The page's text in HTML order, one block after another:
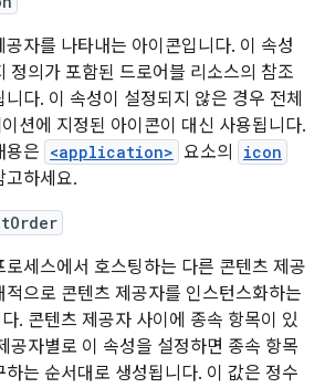
공자를 나타내는 아이콘입니다. 이 속성
정의가 포함된 드로어블 리소스의 참조
니다. 이 속성이 설정되지 않은 경우 전체
션에 지정된 아이콘이 대신 사용됩니다.
용은 <application> 요소의 icon
고하세요.
로세스에서 호스팅하는 다른 콘텐츠 제공
적으로 콘텐츠 제공자를 인스턴스화하는
. 콘텐츠 제공자 사이에 종속 항목이 있
공자별로 이 속성을 설정하면 종속 항목
하는 순서대로 생성됩니다. 이 값은 정수